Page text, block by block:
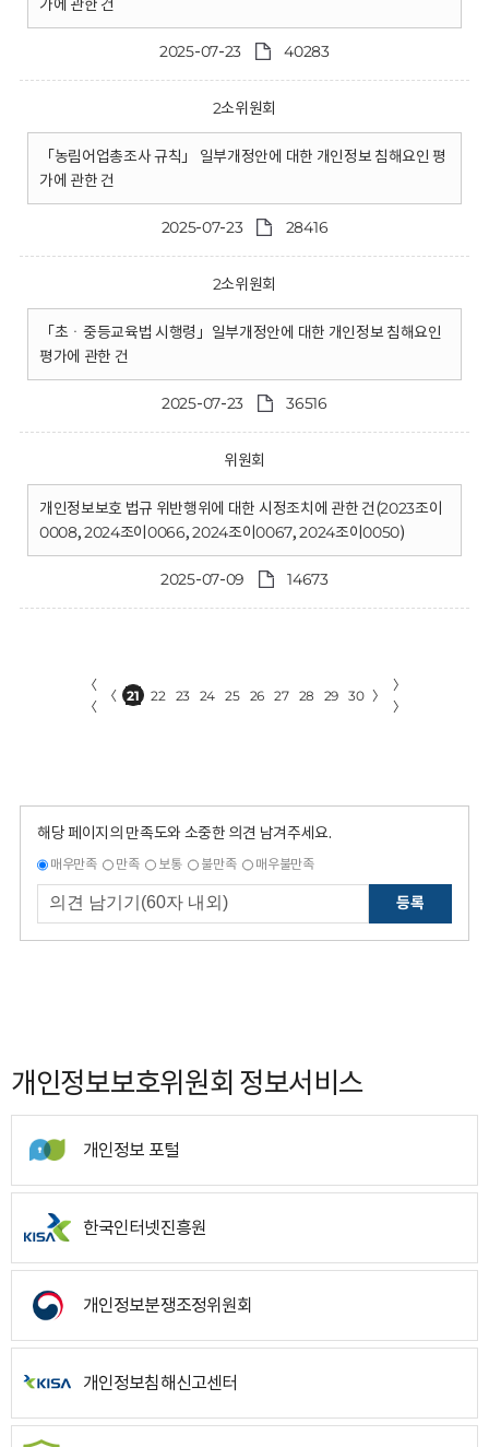
가에 관한 건
2025-07-23 40283
2소위원회
「농림어업총조사 규칙」 일부개정안에 대한 개인정보 침해요인 평
가에 관한 건
2025-07-23 28416
2소위원회
「초ㆍ중등교육법 시행령」일부개정안에 대한 개인정보 침해요인
평가에 관한 건
2025-07-23 36516
위원회
개인정보보호 법규 위반행위에 대한 시정조치에 관한 건(2023조이
0008, 2024조이0066, 2024조이0067, 2024조이0050)
2025-07-09 14673
〈
〈
〈 21 22 23 24 25 26 27 28 29 30 〉
〉
〉
해당 페이지의 만족도와 소중한 의견 남겨주세요.
매우만족 만족 보통 불만족 매우불만족
등록
개인정보보호위원회 정보서비스
개인정보 포털
한국인터넷진흥원
개인정보분쟁조정위원회
개인정보침해신고센터